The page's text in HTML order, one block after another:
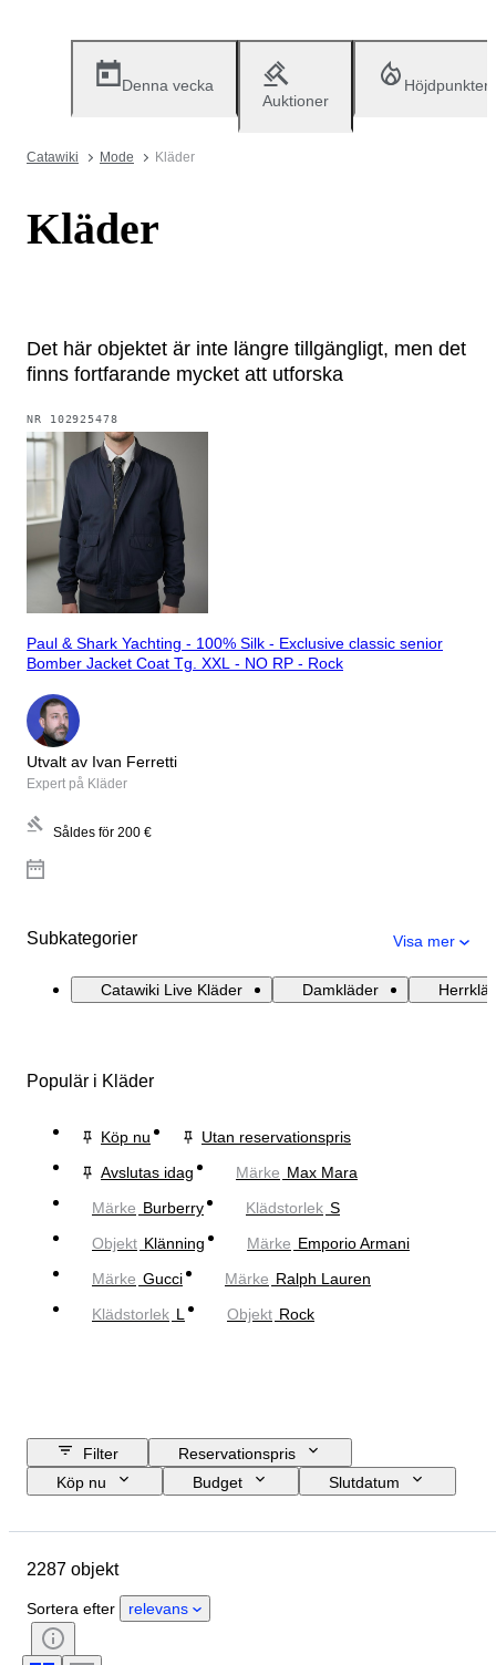
Denna vecka
Auktioner
Höjdpunkter
Catawiki Mode Kläder
Kläder
Det här objektet är inte längre tillgängligt, men det
finns fortfarande mycket att utforska
NR 102925478
Paul & Shark Yachting - 100% Silk - Exclusive classic senior
Bomber Jacket Coat Tg. XXL - NO RP - Rock
Utvalt av Ivan Ferretti
Expert på Kläder
Såldes för 200 €
Subkategorier Visa mer
Catawiki Live Kläder Damkläder
Populär i Kläder
Köp nu
Utan reservationspris
Avslutas idag
Märke Max Mara
Märke Burberry Klädstorlek S
Objekt Klänning Märke Emporio Armani
Märke Gucci Märke Ralph Lauren
Klädstorlek L Objekt Rock
Filter
Reservationspris
Köp nu
Budget
Slutdatum
Kön
Färg
Produktstorlek
Storlek på skjortkrage
2287 objekt
Sortera efter relevans